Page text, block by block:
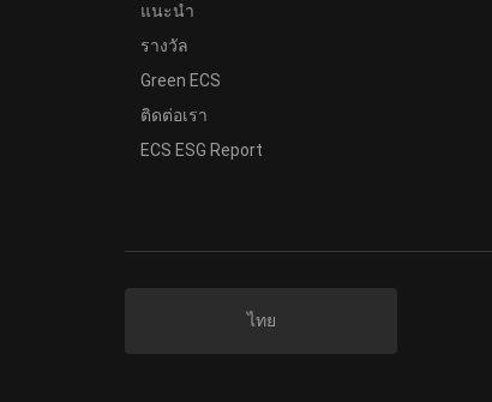
แนะนำ
รางวัล
Green ECS
ติดต่อเรา
ECS ESG Report
ไทย